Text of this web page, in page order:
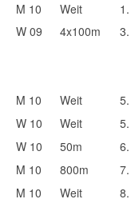
M 10
Weit 1.
W 09
4x100m 3.
M 10
Weit 5.
W 10
Weit 5.
W 10
50m 6.
M 10
800m 7.
M 10
Weit 8.